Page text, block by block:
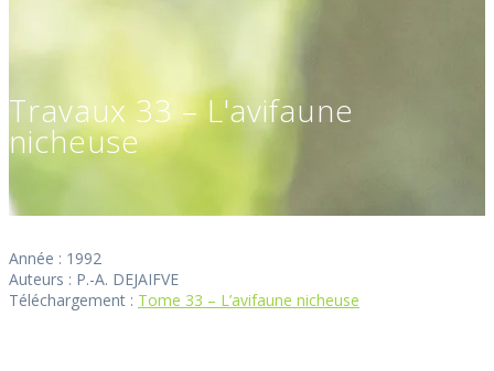
Travaux 33 – L'avifaune
nicheuse
Année : 1992
Auteurs : P.-A. DEJAIFVE
Téléchargement : Tome 33 – L’avifaune nicheuse